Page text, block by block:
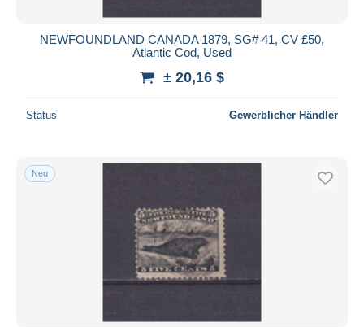
NEWFOUNDLAND CANADA 1879, SG# 41, CV £50,
Atlantic Cod, Used
± 20,16 $
Status Gewerblicher Händler
Neu